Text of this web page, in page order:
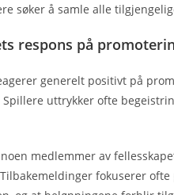
søker å samle alle
respons på
generelt positivt på
uttrykker ofte
medlemmer av
fokuserer